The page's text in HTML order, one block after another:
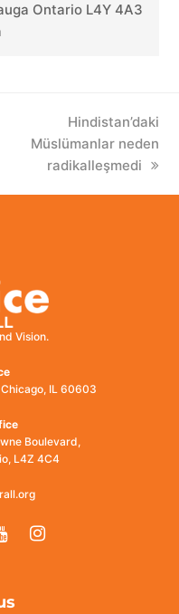
Ontario L4Y 4A3
next
post:
Hindistan’daki
Müslümanlar neden
radikalleşmedi
Vision.
IL 60603
Boulevard,
L4Z 4C4
YoutubeInstagram